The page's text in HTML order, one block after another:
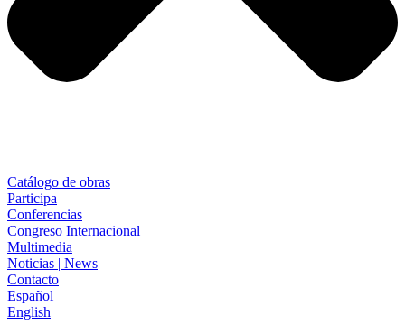
Catálogo de obras
Participa
Conferencias
Congreso Internacional
Multimedia
Noticias | News
Contacto
Español
English